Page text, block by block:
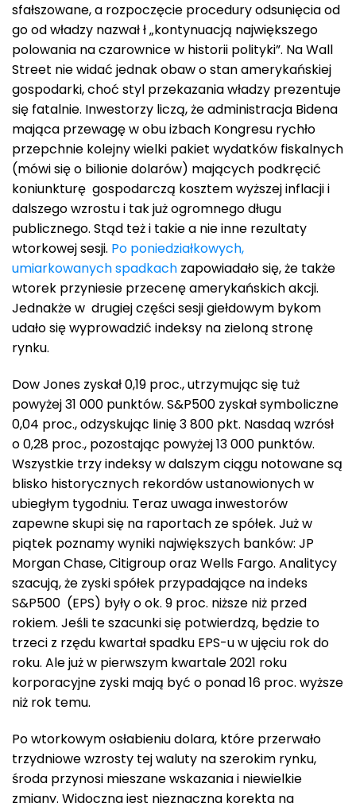
sfałszowane, a rozpoczęcie procedury odsunięcia od
go od władzy nazwał ł „kontynuacją największego
polowania na czarownice w historii polityki”. Na Wall
Street nie widać jednak obaw o stan amerykańskiej
gospodarki, choć styl przekazania władzy prezentuje
się fatalnie. Inwestorzy liczą, że administracja Bidena
mająca przewagę w obu izbach Kongresu rychło
przepchnie kolejny wielki pakiet wydatków fiskalnych
(mówi się o bilionie dolarów) mających podkręcić
koniunkturę gospodarczą kosztem wyższej inflacji i
dalszego wzrostu i tak już ogromnego długu
publicznego. Stąd też i takie a nie inne rezultaty
wtorkowej sesji. Po poniedziałkowych,
umiarkowanych spadkach zapowiadało się, że także
wtorek przyniesie przecenę amerykańskich akcji.
Jednakże w drugiej części sesji giełdowym bykom
udało się wyprowadzić indeksy na zieloną stronę
rynku.
Dow Jones zyskał 0,19 proc., utrzymując się tuż
powyżej 31 000 punktów. S&P500 zyskał symboliczne
0,04 proc., odzyskując linię 3 800 pkt. Nasdaq wzrósł
o 0,28 proc., pozostając powyżej 13 000 punktów.
Wszystkie trzy indeksy w dalszym ciągu notowane są
blisko historycznych rekordów ustanowionych w
ubiegłym tygodniu. Teraz uwaga inwestorów
zapewne skupi się na raportach ze spółek. Już w
piątek poznamy wyniki największych banków: JP
Morgan Chase, Citigroup oraz Wells Fargo. Analitycy
szacują, że zyski spółek przypadające na indeks
S&P500 (EPS) były o ok. 9 proc. niższe niż przed
rokiem. Jeśli te szacunki się potwierdzą, będzie to
trzeci z rzędu kwartał spadku EPS-u w ujęciu rok do
roku. Ale już w pierwszym kwartale 2021 roku
korporacyjne zyski mają być o ponad 16 proc. wyższe
niż rok temu.
Po wtorkowym osłabieniu dolara, które przerwało
trzydniowe wzrosty tej waluty na szerokim rynku,
środa przynosi mieszane wskazania i niewielkie
zmiany. Widoczna jest nieznaczna korekta na